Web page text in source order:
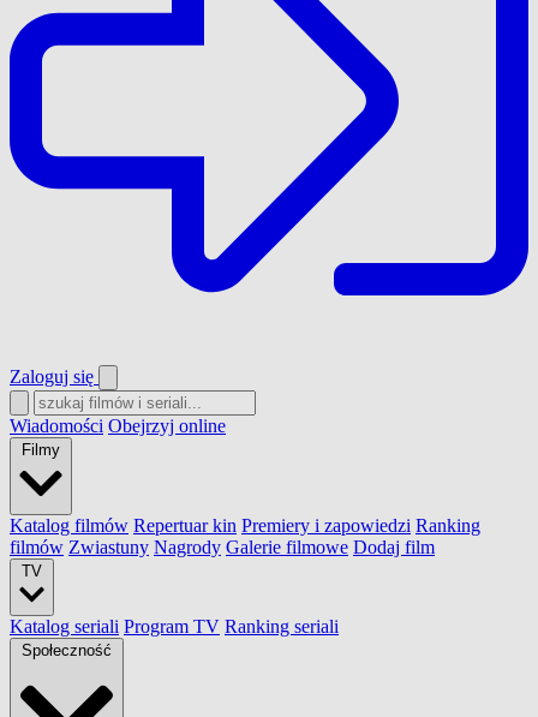
Zaloguj się
Wiadomości Obejrzyj online
Filmy
Katalog filmów Repertuar kin Premiery i zapowiedzi Ranking
filmów Zwiastuny Nagrody Galerie filmowe Dodaj film
TV
Katalog seriali Program TV Ranking seriali
Społeczność